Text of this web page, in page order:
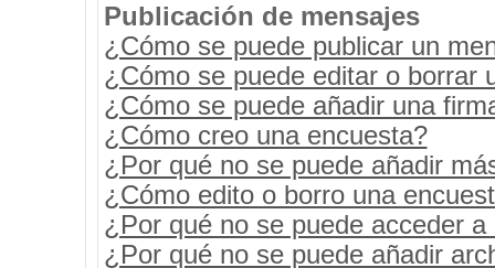
Publicación de mensajes
¿Cómo se puede publicar un
¿Cómo se puede editar o borrar
¿Cómo se puede añadir una
¿Cómo creo una encuesta?
¿Por qué no se puede añadir
¿Cómo edito o borro una
¿Por qué no se puede acceder a
¿Por qué no se puede añadir